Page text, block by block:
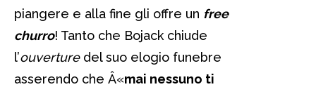
piangere e alla fine gli offre un free
churro! Tanto che Bojack chiude
l’ouverturedel suo elogio funebre
asserendo che Â«mai nessuno ti